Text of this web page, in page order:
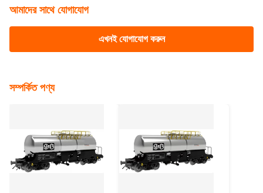
আমাদের সাথে যোগাযোগ
এখনই যোগাযোগ করুন
সম্পর্কিত পণ্য